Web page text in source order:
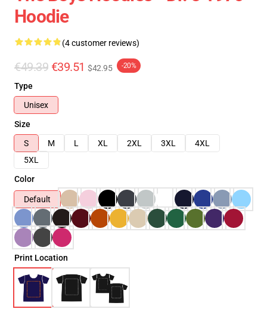
Hoodie
(4 customer reviews)
€49.39 €39.51 $42.95 -20%
Type
Unisex
Size
S
M L XL 2XL 3XL
4XL
5XL
Color
Default
Print Location